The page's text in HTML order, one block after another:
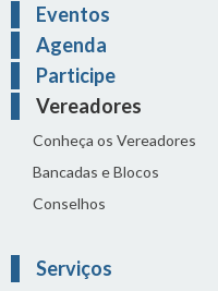
Eventos
Agenda
Participe
Vereadores
Conheça os Vereadores
Bancadas e Blocos
Conselhos
Serviços